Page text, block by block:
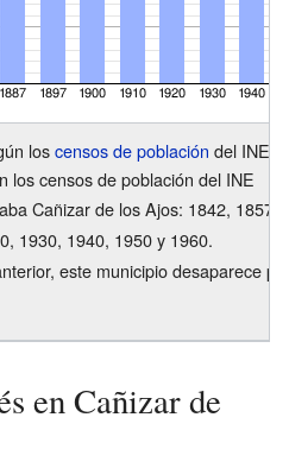
loscensos de población del INE
los censos de población del INE
Cañizar de los Ajos: 1842, 1857,
1930, 1940, 1950 y 1960.
este municipio desaparece
en Cañizar de